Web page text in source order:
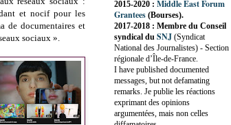
et nocif pour les
de documentaires et
sociaux ».
2015-2020 : Middle East Forum
Grantees (Bourses).
2017-2018 : Membre du Conseil
syndical du SNJ (Syndicat
National des Journalistes) - Section
régionale d’Île-de-France.
I have published documented
messages, but not defamating
remarks. Je publie les réactions
exprimant des opinions
argumentées, mais non celles